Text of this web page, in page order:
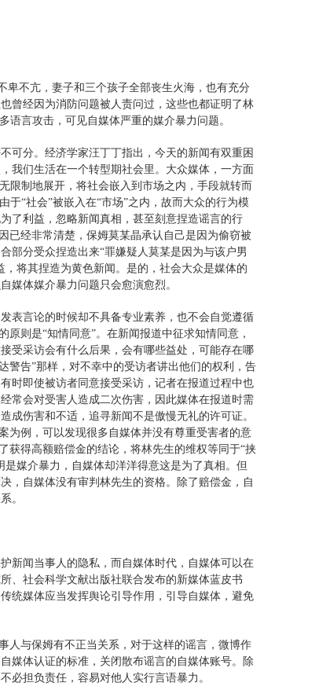
卑不亢，妻子和三个孩子全部丧生火海，也有充分
曾经因为消防问题被人责问过，这些也都证明了林
语言攻击，可见自媒体严重的媒介暴力问题。
可分。经济学家汪丁丁指出，今天的新闻有双重困
我们生活在一个转型期社会里。大众媒体，一方面
限制地展开，将社会嵌入到市场之内，手段就转而
于“社会”被嵌入在“市场”之内，故而大众的行为模
了利益，忽略新闻真相，甚至刻意捏造谣言的行
已经非常清楚，保姆莫某晶承认自己是因为偷窃被
部分受众捏造出来“罪嫌疑人莫某是因为与该户男
将其捏造为黄色新闻。是的，社会大众是媒体的
媒体媒介暴力问题只会愈演愈烈。
表言论的时候却不具备专业素养，也不会自觉遵循
则是“知情同意”。在新闻报道中征求知情同意，
受采访会有什么后果，会有哪些益处，可能存在哪
警告”那样，对不幸中的受访者讲出他们的权利，告
时即使被访者同意接受采访，记者在报道过程中也
常会对受害人造成二次伤害，因此媒体在报道时需
成伤害和不适，追寻新闻不是傲慢无礼的许可证。
为例，可以发现很多自媒体并没有尊重受害者的意
获得高额赔偿金的结论，将林先生的维权等同于“挟
媒介暴力，自媒体却洋洋得意这是为了真相。但
，自媒体没有审判林先生的资格。除了赔偿金，自
。
新闻当事人的隐私，而自媒体时代，自媒体可以在
、社会科学文献出版社联合发布的新媒体蓝皮书
统媒体应当发挥舆论引导作用，引导自媒体，避免
人与保姆有不正当关系，对于这样的谣言，微博作
媒体认证的标准，关闭散布谣言的自媒体账号。除
必担负责任，容易对他人实行言语暴力。